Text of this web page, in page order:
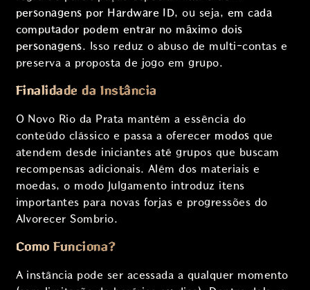
personagens por Hardware ID, ou seja, em cada
computador podem entrar no máximo dois
personagens. Isso reduz o abuso de multi-contas e
preserva a proposta de jogo em grupo.
Finalidade da Instância
O Novo Rio da Prata mantém a essência do
conteúdo clássico e passa a oferecer modos que
atendem desde iniciantes até grupos que buscam
recompensas adicionais. Além dos materiais e
moedas, o modo Julgamento introduz itens
importantes para novas forjas e progressões do
Alvorecer Sombrio.
Como Funciona?
A instância pode ser acessada a qualquer momento